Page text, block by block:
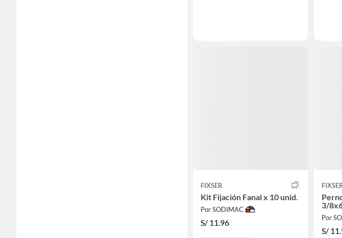
FIXSER
Kit Fijación Fanal x 10 unid.
Por SODIMAC
S/ 11.96
3/
Por
S/